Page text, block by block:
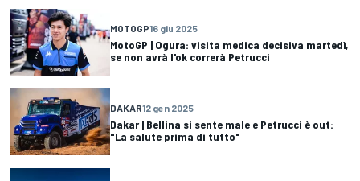
MOTOGP16 giu 2025
MotoGP | Ogura: visita medica decisiva martedì,
se non avrà l'ok correrà Petrucci
DAKAR12 gen 2025
Dakar | Bellina si sente male e Petrucci è out:
"La salute prima di tutto"